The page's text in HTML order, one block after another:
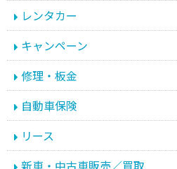
レンタカー
キャンペーン
修理・板金
自動車保険
リース